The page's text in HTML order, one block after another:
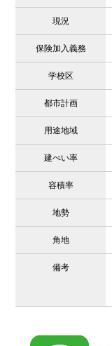
現況
保険加入義務
学校区
都市計画
用途地域
建ぺい率
容積率
地勢
角地
備考